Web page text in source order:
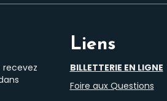
Liens
BILLETTERIE EN LIGNE
Foire aux Questions